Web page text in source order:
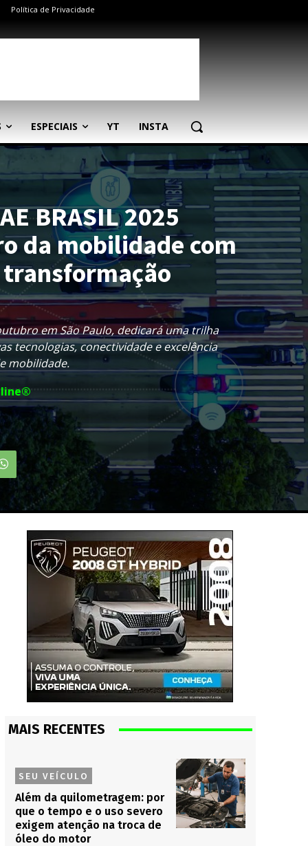
Política de Privacidade
ESPECIAIS YT INSTA
BRASIL 2025
da mobilidade com
transformação
em São Paulo, dedicará uma trilha
tecnologias, conectividade e excelência
mobilidade.
MAIS RECENTES
SEU VEÍCULO
Além da quilometragem: por
que o tempo e o uso severo
exigem atenção na troca de
óleo do motor